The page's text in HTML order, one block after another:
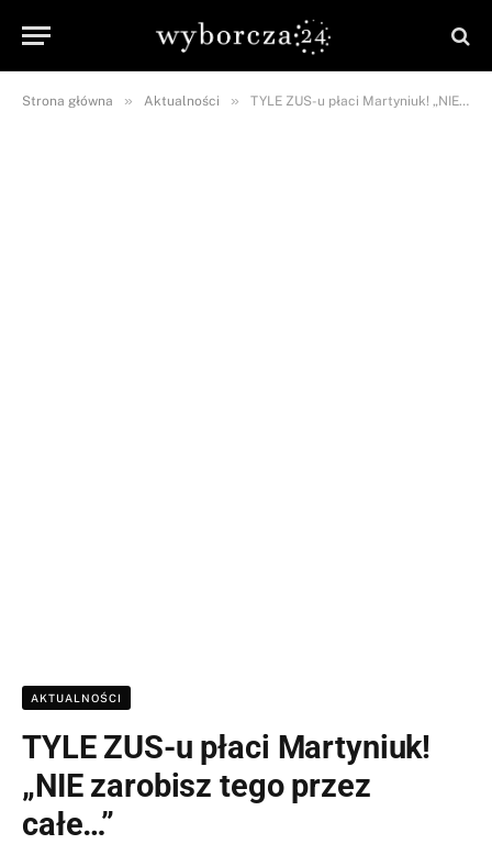
Strona główna » Aktualności » TYLE ZUS-u płaci Martyniuk! „NIE zarobisz tego przez całe…”
AKTUALNOŚCI
TYLE ZUS-u płaci Martyniuk!
„NIE zarobisz tego przez
całe…”